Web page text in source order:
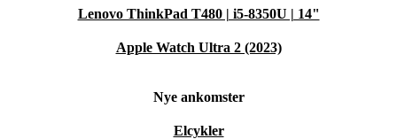
Lenovo ThinkPad T480 | i5-8350U | 14"
Apple Watch Ultra 2 (2023)
Nye ankomster
Elcykler